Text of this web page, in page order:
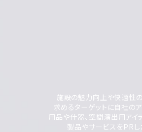
施設の魅力向上や快適性
求めるターゲットに自社のア
用品や什器、空間演出用アイ
製品やサービスをPRし